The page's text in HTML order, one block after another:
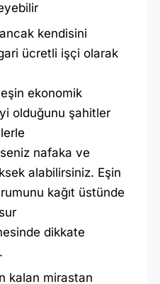
kendisini
ücretli işçi olarak
ekonomik
olduğunu şahitler
nafaka ve
alabilirsiniz. Eşin
kağıt üstünde
dikkate
kalan mirastan